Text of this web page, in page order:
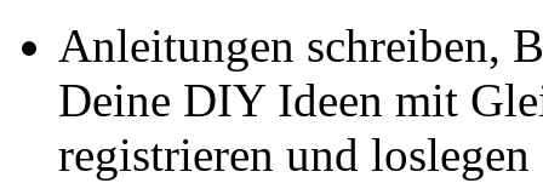
Anleitungen schreiben,
Deine DIY Ideen mit
registrieren und loslegen